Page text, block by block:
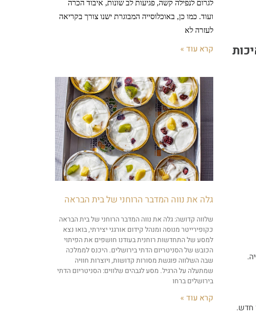
חדש.
לגרום לנפילה קשה, פגיעות לב שונות, איבוד הכרה
ועוד. כמו כן, באוכלוסייה המבוגרת ישנו צורך בקריאה
לעזרה לא
קרא עוד »
גלה את נווה המדבר הרוחני של בית הבראה
שלווה קדושה: גלה את נווה המדבר הרוחני של בית הבראה
כקופירייטר מנוסה ומנהל קידום אורגני יצירתי, בואו נצא
למסע של התחדשות רוחנית בעודנו חושפים את הפיתוי
הכובש של הסניטריום הדתי בירושלים. היכנס לממלכה
שבה השלווה פוגשת מסורות קדושות, ויוצרות חוויה
שמתעלה על הרגיל. מסע לגבהים שלווים: הסניטריום הדתי
בירושלים ברחו
קרא עוד »